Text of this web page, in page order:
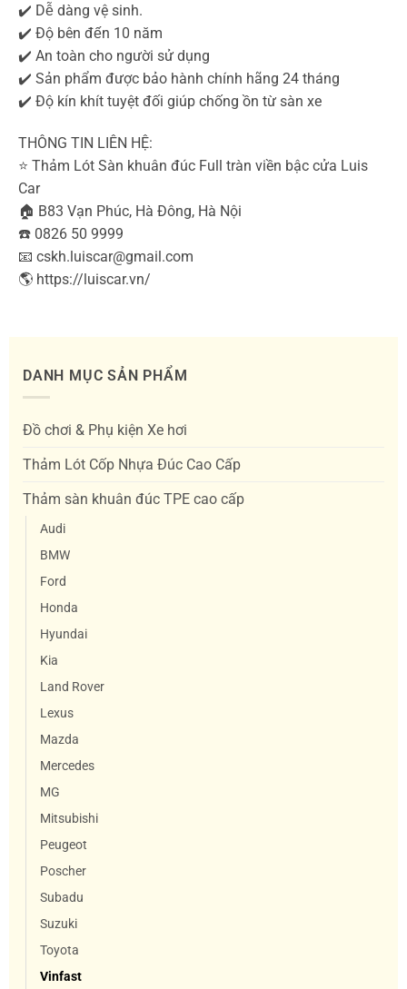
✔️ Dễ dàng vệ sinh.
✔️ Độ bên đến 10 năm
✔️ An toàn cho người sử dụng
✔️ Sản phẩm được bảo hành chính hãng 24 tháng
✔️ Độ kín khít tuyệt đối giúp chống ồn từ sàn xe
THÔNG TIN LIÊN HỆ:
⭐️ Thảm Lót Sàn khuân đúc Full tràn viền bậc cửa Luis
Car
🏠 B83 Vạn Phúc, Hà Đông, Hà Nội
☎️ 0826 50 9999
📧 cskh.luiscar@gmail.com
🌎 https://luiscar.vn/
DANH MỤC SẢN PHẨM
Đồ chơi & Phụ kiện Xe hơi
Thảm Lót Cốp Nhựa Đúc Cao Cấp
Thảm sàn khuân đúc TPE cao cấp
Audi
BMW
Ford
Honda
Hyundai
Kia
Land Rover
Lexus
Mazda
Mercedes
MG
Mitsubishi
Peugeot
Poscher
Subadu
Suzuki
Toyota
Vinfast